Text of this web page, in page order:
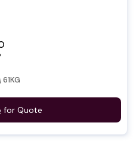
61KG
for Quote